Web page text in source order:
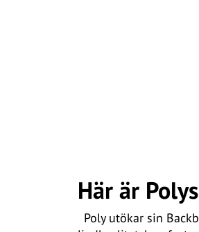
Här är
Poly utökar sin